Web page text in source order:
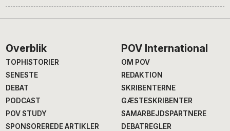
Footer
Overblik
TOPHISTORIER
SENESTE
DEBAT
PODCAST
POV STUDY
SPONSOREREDE ARTIKLER
POV International
OM POV
REDAKTION
SKRIBENTERNE
GÆSTESKRIBENTER
SAMARBEJDSPARTNERE
DEBATREGLER